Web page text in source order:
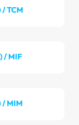
/ TCM
/ MIF
/ MIM